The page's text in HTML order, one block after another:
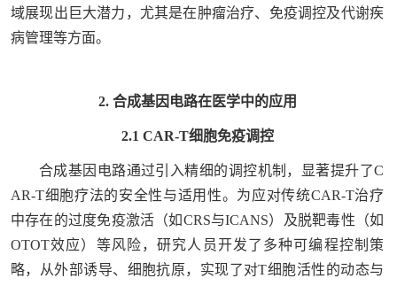
域展现出巨大潜力，尤其是在肿瘤治疗、免疫调控及代谢疾
病管理等方面。
2. 合成基因电路在医学中的应用
2.1 CAR-T细胞免疫调控
合成基因电路通过引入精细的调控机制，显著提升了C
AR-T细胞疗法的安全性与适用性。为应对传统CAR-T治疗
中存在的过度免疫激活（如CRS与ICANS）及脱靶毒性（如
OTOT效应）等风险，研究人员开发了多种可编程控制策
略，从外部诱导、细胞抗原，实现了对T细胞活性的动态与